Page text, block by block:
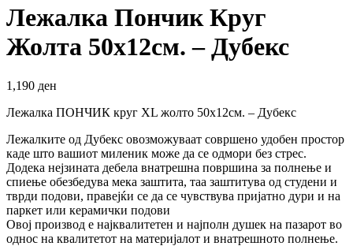
Лежалка Пончик Круг
Жолта 50х12см. – Дубекс
1,190 ден
Лежалка ПОНЧИК круг XL жолто 50х12см. – Дубекс
Лежалките од Дубекс овозможуваат совршено удобен простор
каде што вашиот миленик може да се одмори без стрес.
Додека нејзината дебела внатрешна површина за полнење и
спиење обезбедува мека заштита, таа заштитува од студени и
тврди подови, правејќи се да се чувствува пријатно дури и на
паркет или керамички подови
Овој производ е најквалитетен и најполн душек на пазарот во
однос на квалитетот на материјалот и внатрешното полнење.